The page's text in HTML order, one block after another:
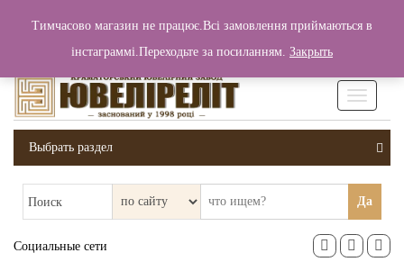
Вход / Регистрация 0 грн.
Выбрать раздел
Поиск Да
Социальные сети
Тимчасово магазин не працює.Всі замовлення приймаються в
інстаграммі.Переходьте за посиланням. Закрыть